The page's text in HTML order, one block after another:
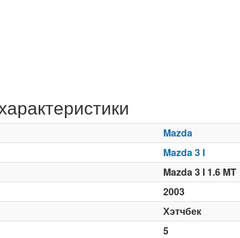
Mazda
Mazda 3 I
Mazda 3 I 1.6 MT
2003
Хэтчбек
5